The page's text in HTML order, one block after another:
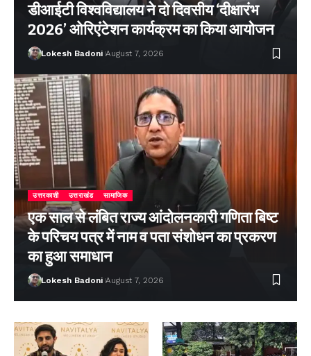
डीआईटी विश्वविद्यालय ने दो दिवसीय ‘दीक्षारंभ
2026’ ओरिएंटेशन कार्यक्रम का किया आयोजन
Lokesh Badoni August 7, 2026
उत्तरकाशी उत्तराखंड सामाजिक
एक साल से लंबित राज्य आंदोलनकारी गणिता बिष्ट
के परिचय पत्र में नाम व पता संशोधन का प्रकरण
का हुआ समाधान
Lokesh Badoni August 7, 2026